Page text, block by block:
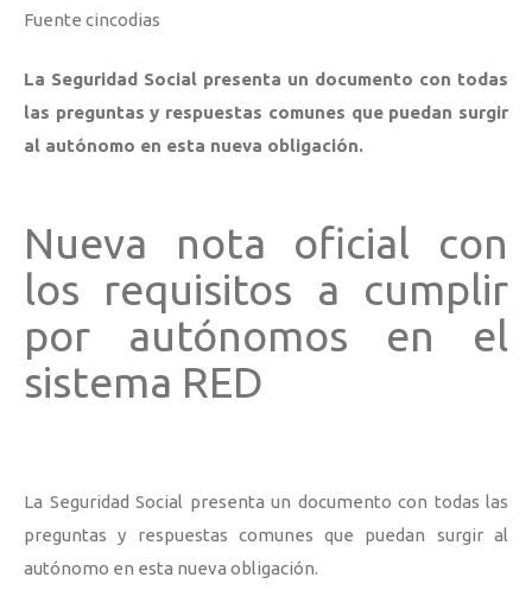
Fuente cincodias
La Seguridad Social presenta un documento con todas
las preguntas y respuestas comunes que puedan surgir
al autónomo en esta nueva obligación.
Nueva nota oficial con
los requisitos a cumplir
por autónomos en el
sistema RED
La Seguridad Social presenta un documento con todas las
preguntas y respuestas comunes que puedan surgir al
autónomo en esta nueva obligación.